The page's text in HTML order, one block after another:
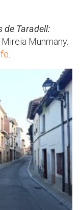
de Taradell:
Munmany.